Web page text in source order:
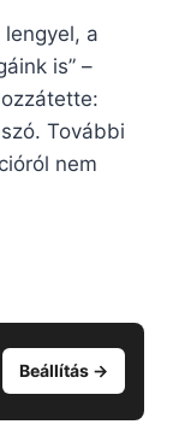
a
is” –
További
nem
Beállítás →